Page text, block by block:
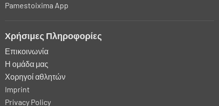
Pamestoixima App
Χρήσιμες Πληροφορίες
Επικοινωνία
Η ομάδα μας
Χορηγοί αθλητών
Imprint
Privacy Policy